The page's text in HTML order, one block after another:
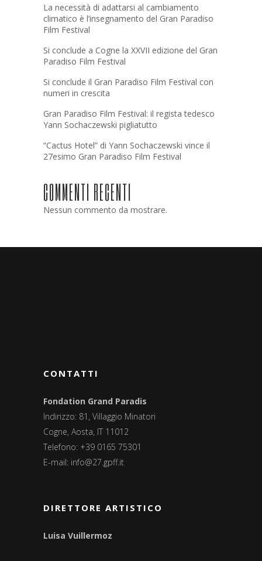
La necessità di adattarsi al cambiamento
climatico è l’insegnamento del Gran Paradiso
Film Festival
Si conclude a Cogne la XXVII edizione del Gran
Paradiso Film Festival
Si conclude il Gran Paradiso Film Festival con
numeri in crescita
Gran Paradiso Film Festival: il regista tedesco
Yann Sochaczewski pigliatutto
“Cactus Hotel” di Yann Sochaczewski vince il
27esimo Gran Paradiso Film Festival
COMMENTI RECENTI
Nessun commento da mostrare.
CONTATTI
Fondation Grand Paradis
Indirizzo: 81, Villaggio Minatori
Cogne, Aosta, IT 11012
Telefono: +39 0165 75301
E-mail: info@27.gpff.it
DIRETTORE ARTISTICO
Luisa Vuillermoz